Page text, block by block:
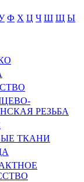
Ф Х Ц Ч Ш Щ Ы
РЕЗЬБА
ТКАНИ